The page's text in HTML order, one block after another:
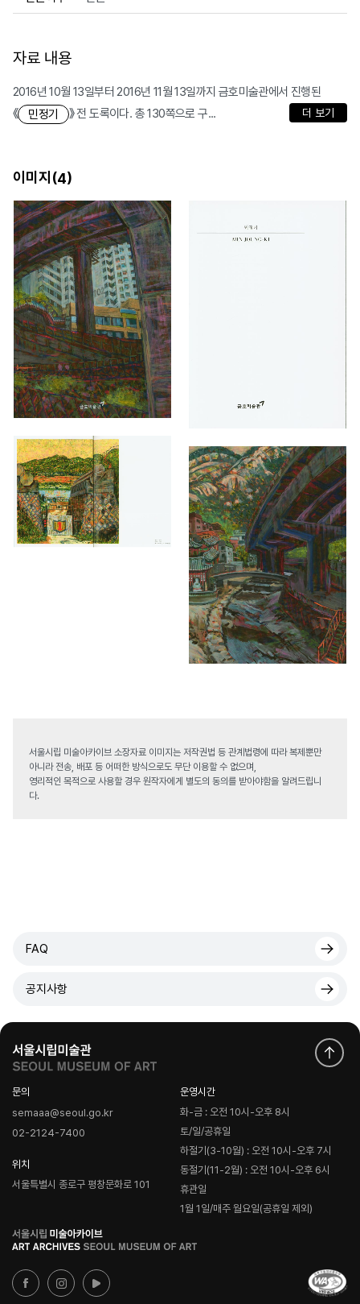
자료 내용
2016년 10월 13일부터 2016년 11월 13일까지 금호미술관에서 진행된
《
민정기 》 전 도록이다. 총 130쪽으로 구... 더 보기
이미지(4)
서울시립 미술아카이브 소장자료 이미지는 저작권법 등 관계법령에 따라 복제뿐만
아니라 전송, 배포 등 어떠한 방식으로도 무단 이용할 수 없으며,
영리적인 목적으로 사용할 경우 원작자에게 별도의 동의를 받아야함을 알려드립니
다.
FAQ
공지사항
문의
semaaa@seoul.go.kr
02-2124-7400
위치
서울특별시 종로구 평창문화로 101
운영시간
화-금 : 오전 10시-오후 8시
토/일/공휴일
하절기(3-10월) : 오전 10시-오후 7시
동절기(11-2월) : 오전 10시-오후 6시
휴관일
1월 1일/매주 월요일(공휴일 제외)
로
고